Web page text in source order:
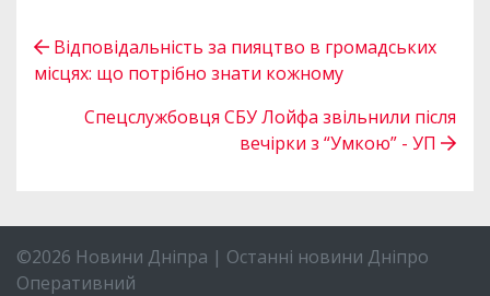
Відповідальність за пияцтво в громадських
місцях: що потрібно знати кожному
Спецслужбовця СБУ Лойфа звільнили після
вечірки з “Умкою” - УП
©2026 Новини Дніпра | Останні новини Дніпро
Оперативний